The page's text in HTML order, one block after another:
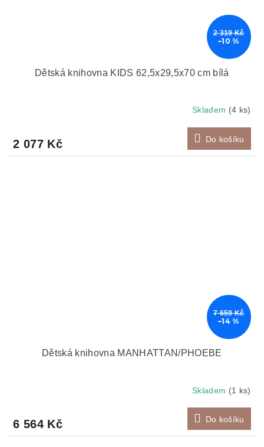
2 319 Kč
–10 %
Dětská knihovna KIDS 62,5x29,5x70 cm bílá
Skladem (4 ks)
2 077 Kč Do košíku
7 659 Kč
–14 %
Dětská knihovna MANHATTAN/PHOEBE
Skladem (1 ks)
6 564 Kč Do košíku